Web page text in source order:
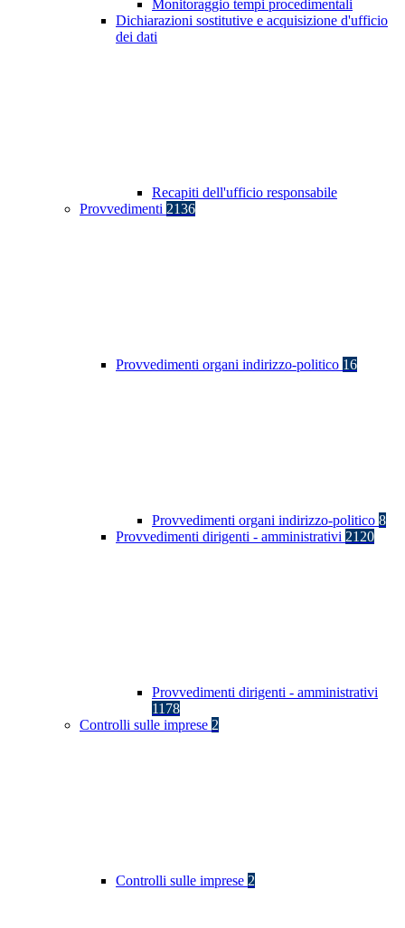
Monitoraggio tempi procedimentali
Dichiarazioni sostitutive e acquisizione d'ufficio
dei dati
Recapiti dell'ufficio responsabile
Provvedimenti 2136
Provvedimenti organi indirizzo-politico 16
Provvedimenti organi indirizzo-politico 8
Provvedimenti dirigenti - amministrativi 2120
Provvedimenti dirigenti - amministrativi
1178
Controlli sulle imprese 2
Controlli sulle imprese 2